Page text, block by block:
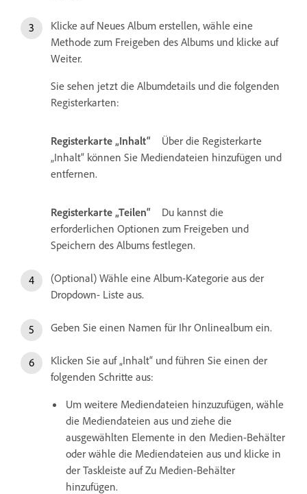
Klicke auf Neues Album erstellen, wähle eine
Methode zum Freigeben des Albums und klicke auf
Weiter.
Sie sehen jetzt die Albumdetails und die folgenden
Registerkarten:
Registerkarte „Inhalt“
Über die Registerkarte
„Inhalt“ können Sie Mediendateien hinzufügen und
entfernen.
Registerkarte „Teilen“
Du kannst die
erforderlichen Optionen zum Freigeben und
Speichern des Albums festlegen.
(Optional) Wähle eine Album-Kategorie aus der
Dropdown- Liste aus.
Geben Sie einen Namen für Ihr Onlinealbum ein.
Klicken Sie auf „Inhalt“ und führen Sie einen der
folgenden Schritte aus:
Um weitere Mediendateien hinzuzufügen, wähle
die Mediendateien aus und ziehe die
ausgewählten Elemente in den Medien-Behälter
oder wähle die Mediendateien aus und klicke in
der Taskleiste auf Zu Medien-Behälter
hinzufügen.